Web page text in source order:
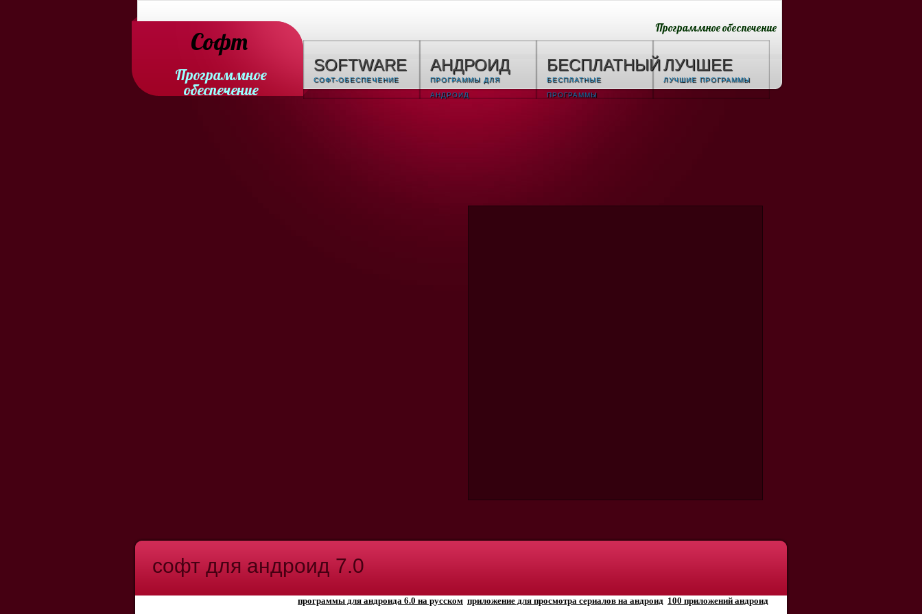
Софт
Программное
обеспечение
Программное обеспечение
SOFTWARE
СОФТ-ОБЕСПЕЧЕНИЕ
АНДРОИД
ПРОГРАММЫ ДЛЯ
АНДРОИД
БЕСПЛАТНЫЙ
БЕСПЛАТНЫЕ
ПРОГРАММЫ
ЛУЧШЕЕ
ЛУЧШИЕ ПРОГРАММЫ
софт для андроид 7.0
100 приложений андроид
приложение для просмотра сериалов на андроид
программы для андроида 6.0 на русском